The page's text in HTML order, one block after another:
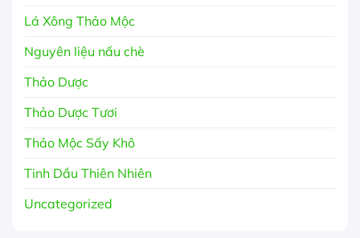
Lá Xông Thảo Mộc
Nguyên liệu nấu chè
Thảo Dược
Thảo Dược Tươi
Thảo Mộc Sấy Khô
Tinh Dầu Thiên Nhiên
Uncategorized